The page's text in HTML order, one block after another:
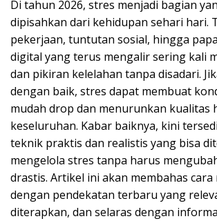
Di tahun 2026, stres menjadi bagian
dipisahkan dari kehidupan sehari hari.
pekerjaan, tuntutan sosial, hingga
digital yang terus mengalir sering kali
dan pikiran kelelahan tanpa disadari.
dengan baik, stres dapat membuat
mudah drop dan menurunkan kualitas
keseluruhan. Kabar baiknya, kini
teknik praktis dan realistis yang bisa
mengelola stres tanpa harus
drastis. Artikel ini akan membahas
dengan pendekatan terbaru yang
diterapkan, dan selaras dengan